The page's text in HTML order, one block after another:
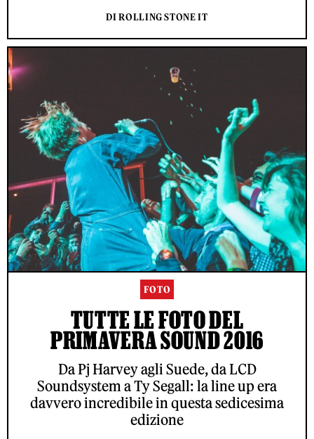
DI ROLLING STONE IT
FOTO
TUTTE LE FOTO DEL
PRIMAVERA SOUND 2016
Da Pj Harvey agli Suede, da LCD
Soundsystem a Ty Segall: la line up era
davvero incredibile in questa sedicesima
edizione